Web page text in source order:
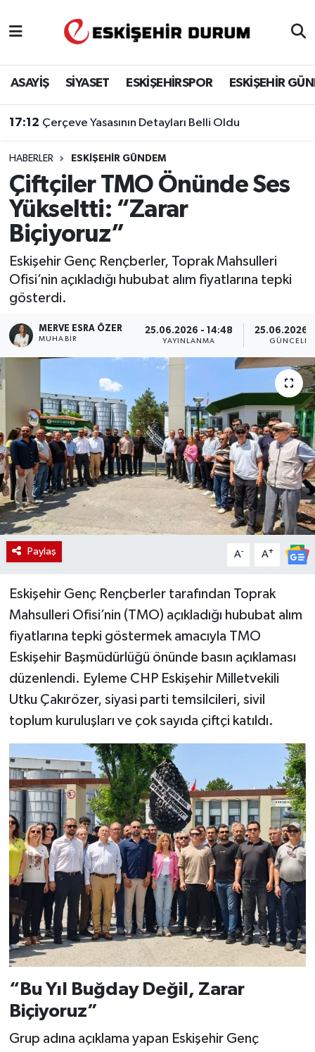
ASAYİŞ SİYASET ESKİŞEHİRSPOR ESKİŞEHİR
17:12 Çerçeve Yasasının Detayları Belli Oldu
HABERLER ESKIŞEHIR GÜNDEM
Çiftçiler TMO Önünde Ses
Yükseltti: “Zarar
Biçiyoruz”
Eskişehir Genç Rençberler, Toprak Mahsulleri
Ofisi’nin açıkladığı hububat alım fiyatlarına tepki
gösterdi.
MERVE ESRA ÖZER
MUHABIR
25.06.2026 - 14:48
YAYINLANMA
25.06.2026 -
Paylaş A- A+
Eskişehir Genç Rençberler tarafından Toprak
Mahsulleri Ofisi’nin (TMO) açıkladığı hububat alım
fiyatlarına tepki göstermek amacıyla TMO
Eskişehir Başmüdürlüğü önünde basın açıklaması
düzenlendi. Eyleme CHP Eskişehir Milletvekili
Utku Çakırözer, siyasi parti temsilcileri, sivil
toplum kuruluşları ve çok sayıda çiftçi katıldı.
“Bu Yıl Buğday Değil, Zarar
Biçiyoruz”
Grup adına açıklama yapan Eskişehir Genç
Eskişehir Hava Durumu
Eskişehir Namaz Vakitleri
Eskişehir Trafik Yoğunluk Haritası
Süper Lig Puan Durumu ve Fikstür
Tüm Manşetler
Son Dakika Haberleri
Haber Arşivi